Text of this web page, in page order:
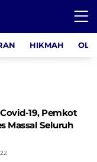
HIKMAH
19, Pemkot
Massal Seluruh